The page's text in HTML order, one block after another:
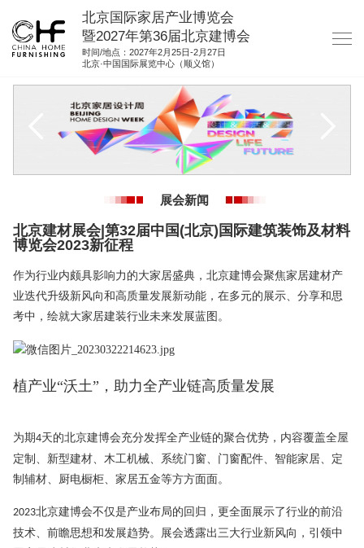
北京国际家居产业博览会
暨2027年第36届北京建博会
时间/地点：2027年2月25日-2月27日
北京·中国国际展览中心（顺义馆）
资料下载
集团展会
参展联络
展会新闻
北京建材展会|第32届中国(北京)国际建筑装饰及材料
博览会2023新征程
作为行业内颇具影响力的大家居盛典，北京建博会聚焦家居建材产
业迭代升级新风向和高质量发展新动能，在多元的展示、分享和思
考中，绘就大家居建装行业未来发展蓝图。
植产业“沃土”，助力全产业链高质量发展
为期4天的北京建博会充分发挥全产业链的聚合优势，内容覆盖全屋
定制、新型建材、木工机械、系统门窗、门窗配件、智能家居、定
制辅材、厨电橱柜、家居五金等方方面面。
2023北京建博会不仅是产业布局的回归，更全面展示了行业的前沿
技术、前瞻思想和发展趋势。展会透露出三大行业新风向，引领中